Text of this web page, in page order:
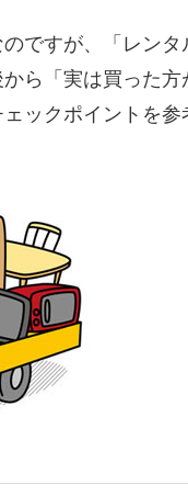
ですが、「レン
ら「実は買った
ックポイントを参